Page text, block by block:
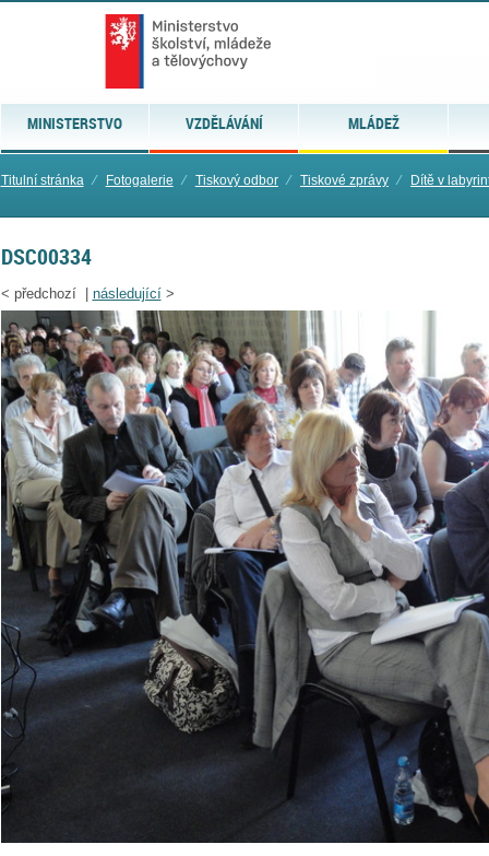
MINISTERSTVO VZDĚLÁVÁNÍ MLÁDEŽ
Titulní stránka ⁄ Fotogalerie ⁄ Tiskový odbor ⁄ Tiskové zprávy ⁄ Dítě v
DSC00334
< předchozí | následující>